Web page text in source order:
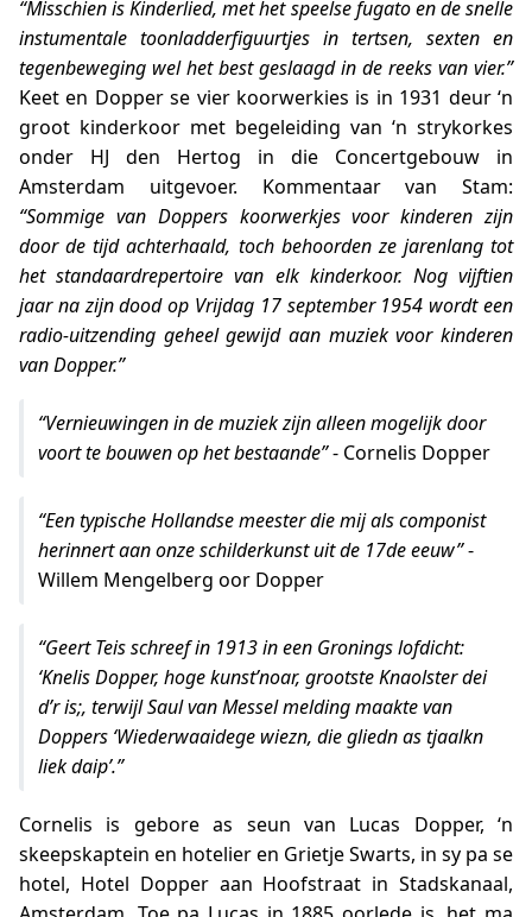
“Misschien is Kinderlied, met het speelse fugato en de snelle
instumentale toonladderfiguurtjes in tertsen, sexten en
tegenbeweging wel het best geslaagd in de reeks van vier.”
Keet en Dopper se vier koorwerkies is in 1931 deur ‘n
groot kinderkoor met begeleiding van ‘n strykorkes
onder HJ den Hertog in die Concertgebouw in
Amsterdam uitgevoer. Kommentaar van Stam:
“Sommige van Doppers koorwerkjes voor kinderen zijn
door de tijd achterhaald, toch behoorden ze jarenlang tot
het standaardrepertoire van elk kinderkoor. Nog vijftien
jaar na zijn dood op Vrijdag 17 september 1954 wordt een
radio-uitzending geheel gewijd aan muziek voor kinderen
van Dopper.”
“Vernieuwingen in de muziek zijn alleen mogelijk door
voort te bouwen op het bestaande”- Cornelis Dopper
“Een typische Hollandse meester die mij als componist
herinnert aan onze schilderkunst uit de 17de eeuw”-
Willem Mengelberg oor Dopper
“Geert Teis schreef in 1913 in een Gronings lofdicht:
‘Knelis Dopper, hoge kunst’noar, grootste Knaolster dei
d’r is;, terwijl Saul van Messel melding maakte van
Doppers ‘Wiederwaaidege wiezn, die gliedn as tjaalkn
liek daip’.”
Cornelis is gebore as seun van Lucas Dopper, ‘n
skeepskaptein en hotelier en Grietje Swarts, in sy pa se
hotel, Hotel Dopper aan Hoofstraat in Stadskanaal,